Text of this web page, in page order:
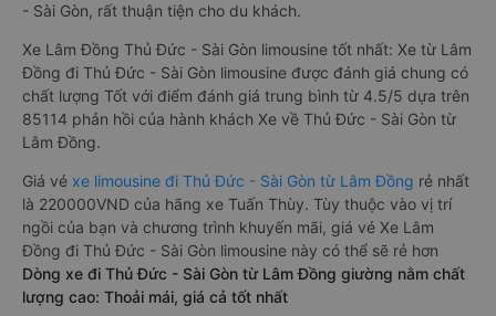
- Sài Gòn, rất thuận tiện cho du khách.
Xe Lâm Đồng Thủ Đức - Sài Gòn limousine tốt nhất: Xe từ Lâm
Đồng đi Thủ Đức - Sài Gòn limousine được đánh giá chung có
chất lượng Tốt với điểm đánh giá trung bình từ 4.5/5 dựa trên
85114 phản hồi của hành khách Xe về Thủ Đức - Sài Gòn từ
Lâm Đồng.
Giá vé xe limousine đi Thủ Đức - Sài Gòn từ Lâm Đồng rẻ nhất
là 220000VND của hãng xe Tuấn Thùy. Tùy thuộc vào vị trí
ngồi của bạn và chương trình khuyến mãi, giá vé Xe Lâm
Đồng đi Thủ Đức - Sài Gòn limousine này có thể sẽ rẻ hơn
Dòng xe đi Thủ Đức - Sài Gòn từ Lâm Đồng giường nằm chất
lượng cao: Thoải mái, giá cả tốt nhất